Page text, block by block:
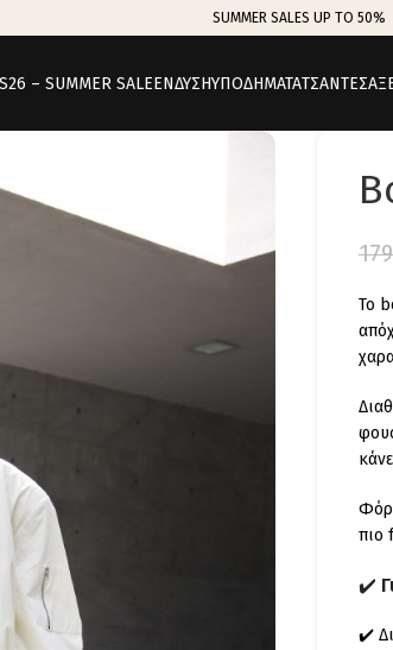
SUMMER SALES UP TO 50%
– SUMMER SALEΕΝΔΥΣΗΥΠΟΔΗΜΑΤΑΤΣΑΝΤΕΣ
Το
πιο
✔️
✔️